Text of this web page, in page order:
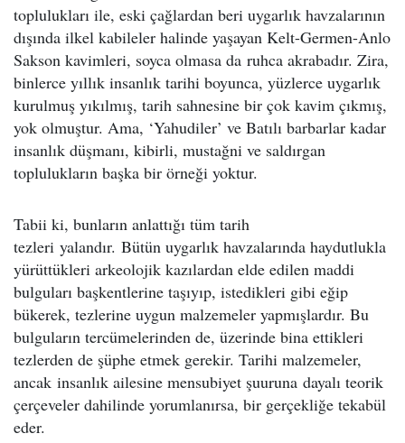
toplulukları ile, eski çağlardan beri uygarlık havzalarının
dışında ilkel kabileler halinde yaşayan Kelt-Germen-Anlo
Sakson kavimleri, soyca olmasa da ruhca akrabadır. Zira,
binlerce yıllık insanlık tarihi boyunca, yüzlerce uygarlık
kurulmuş yıkılmış, tarih sahnesine bir çok kavim çıkmış,
yok olmuştur. Ama, ‘Yahudiler’ ve Batılı barbarlar kadar
insanlık düşmanı, kibirli, mustağni ve saldırgan
toplulukların başka bir örneği yoktur.
Tabii ki, bunların anlattığı tüm tarih
tezleri yalandır. Bütün uygarlık havzalarında haydutlukla
yürüttükleri arkeolojik kazılardan elde edilen maddi
bulguları başkentlerine taşıyıp, istedikleri gibi eğip
bükerek, tezlerine uygun malzemeler yapmışlardır. Bu
bulguların tercümelerinden de, üzerinde bina ettikleri
tezlerden de şüphe etmek gerekir. Tarihi malzemeler,
ancak insanlık ailesine mensubiyet şuuruna dayalı teorik
çerçeveler dahilinde yorumlanırsa, bir gerçekliğe tekabül
eder.